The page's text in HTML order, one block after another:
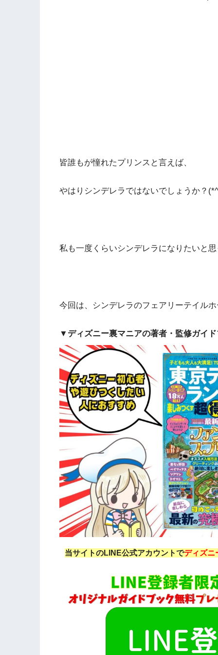
皆誰もが憧れたプリンスと言えば、
やはりシンデレラではないでしょうか？
私も一度くらいシンデレラになりたいと
今回は、シンデレラのフェアリーテイル
▼ディズニー裏マニアの著者・監修ガイ
当サイトのLINE公式アカウントでディズニ